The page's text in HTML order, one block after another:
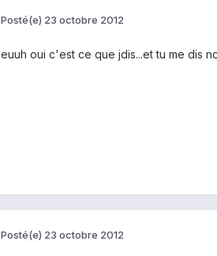
Posté(e) 23 octobre 2012
euuh oui c'est ce que jdis...et tu me dis
Posté(e) 23 octobre 2012